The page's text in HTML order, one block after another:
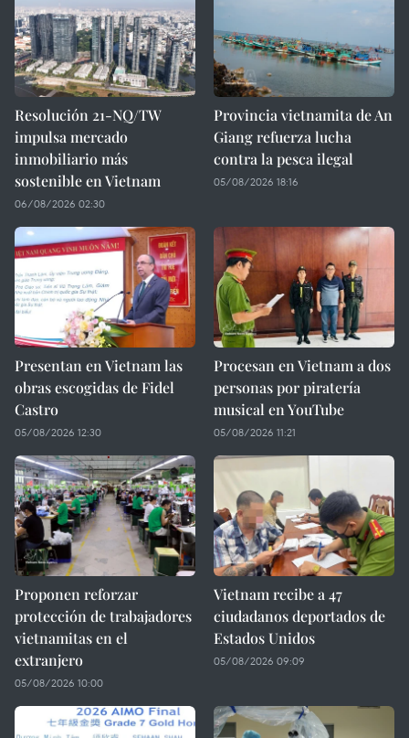
Resolución 21-NQ/TW
impulsa mercado
inmobiliario más
sostenible en Vietnam
06/08/2026 02:30
Provincia vietnamita de An
Giang refuerza lucha
contra la pesca ilegal
05/08/2026 18:16
Presentan en Vietnam las
obras escogidas de Fidel
Castro
05/08/2026 12:30
Procesan en Vietnam a dos
personas por piratería
musical en YouTube
05/08/2026 11:21
Proponen reforzar
protección de trabajadores
vietnamitas en el
extranjero
05/08/2026 10:00
Vietnam recibe a 47
ciudadanos deportados de
Estados Unidos
05/08/2026 09:09